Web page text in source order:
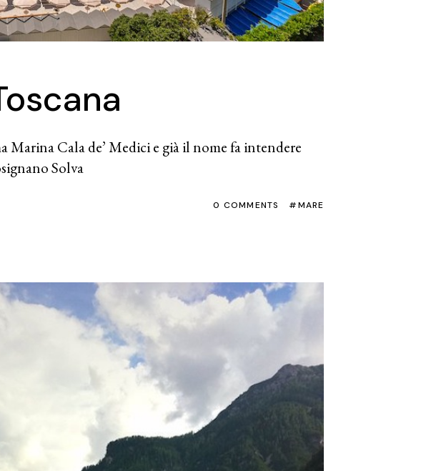
Cala de’ Medici e già il nome fa intendere
Solva
0 COMMENTS MARE